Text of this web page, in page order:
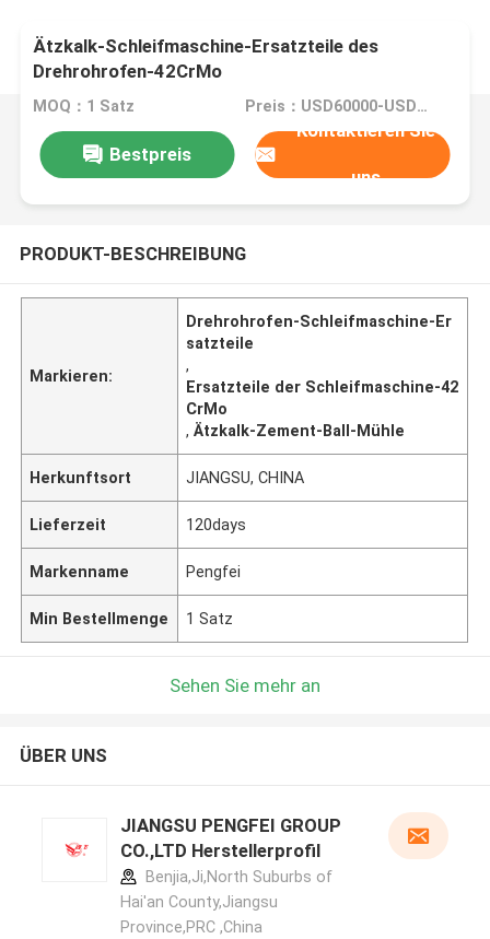
Ätzkalk-Schleifmaschine-Ersatzteile des
Drehrohrofen-42CrMo
MOQ：1 Satz Preis：USD60000-USD500000
Bestpreis
Kontaktieren Sie
uns
PRODUKT-BESCHREIBUNG
Markieren:
Drehrohrofen-Schleifmaschine-Er
satzteile
,
Ersatzteile der Schleifmaschine-42
CrMo
,Ätzkalk-Zement-Ball-Mühle
Herkunftsort JIANGSU, CHINA
Lieferzeit 120days
Markenname Pengfei
Min Bestellmenge 1 Satz
Sehen Sie mehr an
ÜBER UNS
JIANGSU PENGFEI GROUP
CO.,LTD Herstellerprofil
Benjia,Ji,North Suburbs of
Hai'an County,Jiangsu
Province,PRC ,China